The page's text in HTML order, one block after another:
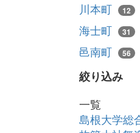
川本町 12
海士町 31
邑南町 56
絞り込み
一覧
島根大学総